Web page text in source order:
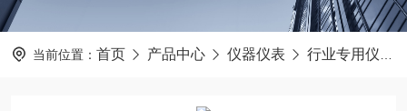
当前位置： 首页 产品中心 仪器仪表 行业专用仪器仪表